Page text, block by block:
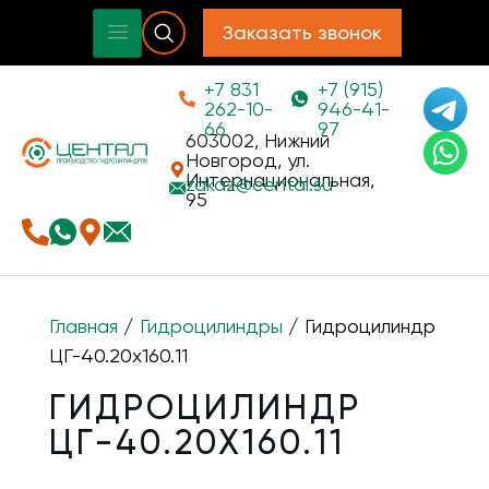
Заказать звонок
+7 831
262-10-
66
+7 (915)
946-41-
97
603002, Нижний
Новгород, ул.
Интернациональная,
95
zakaz@cental.su
Главная / Гидроцилиндры / Гидроцилиндр
ЦГ-40.20х160.11
ГИДРОЦИЛИНДР
ЦГ-40.20Х160.11